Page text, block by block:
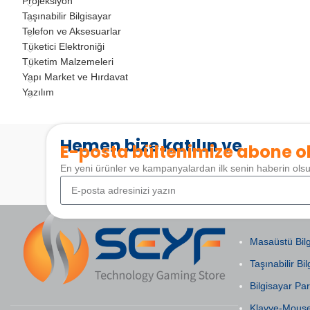
Taşınabilir Bilgisayar
Telefon ve Aksesuarlar
Tüketici Elektroniği
Tüketim Malzemeleri
Yapı Market ve Hırdavat
Yazılım
Hemen bize katılın ve
E-posta bültenimize abone
En yeni ürünler ve kampanyalardan ilk senin haberin
Masaüstü
Taşınabilir
Bilgisayar